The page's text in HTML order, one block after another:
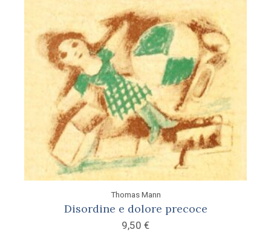
Thomas Mann
Disordine e dolore precoce
9,50 €